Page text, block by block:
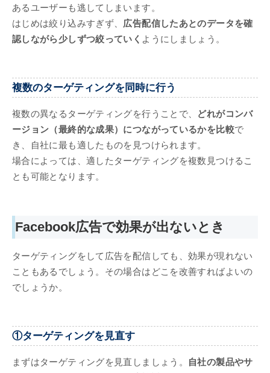
あるユーザーも逃してしまいます。
はじめは絞り込みすぎず、 広告配信したあとのデータを確
認しながら少しずつ絞っていく ようにしましょう。
複数のターゲティングを同時に行う
複数の異なるターゲティングを行うことで、 どれがコンバ
ージョン（最終的な成果）につながっているかを比較で
き、自社に最も適したものを見つけられます。
場合によっては、適したターゲティングを複数見つけるこ
とも可能となります。
Facebook広告で効果が出ないとき
ターゲティングをして広告を配信しても、効果が現れない
こともあるでしょう。その場合はどこを改善すればよいの
でしょうか。
①ターゲティングを見直す
まずはターゲティングを見直しましょう。
自社の製品やサ